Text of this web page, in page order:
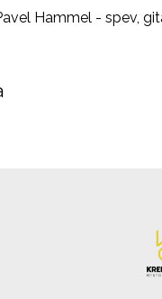
Hammel - spev,